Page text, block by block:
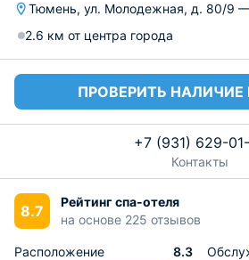
Тюмень, ул. Молодежная, д. 80/9
2.6 км от центра города
ПРОВЕРИТЬ
+7 (931) 629-
Контакты
8.7
Рейтинг спа-отеля
на основе 225 отзывов
Расположение 8.3